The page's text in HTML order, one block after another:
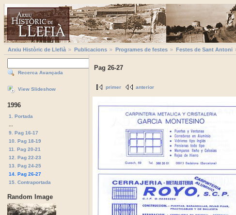
Arxiu Històric de Llefià Publicacions Programes de festes Festes de Sant Antoni
Recerca Avançada
View Slideshow
1996
1. Portada
9. Pag 16-17
10. Pag 18-19
11. Pag 20-21
12. Pag 22-23
13. Pag 24-25
14. Pag 26-27
15. Contraportada
Random Image
Pag 26-27
primer anterior